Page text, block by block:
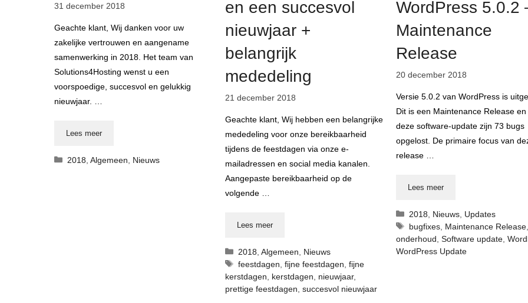
31 december 2018
Geachte klant, Wij danken voor uw
zakelijke vertrouwen en aangename
samenwerking in 2018. Het team van
Solutions4Hosting wenst u een
voorspoedige, succesvol en gelukkig
nieuwjaar. …
Lees meer
Categorieën
2018 ,Algemeen Nieuws
en een succesvol
nieuwjaar +
belangrijk
mededeling
21 december 2018
Geachte klant, Wij hebben een belangrijke
mededeling voor onze bereikbaarheid
tijdens de feestdagen via onze e-
mailadressen en social media kanalen.
Aangepaste bereikbaarheid op de
volgende …
Lees meer
Categorieën
2018 ,Algemeen
Nieuws
Tags
feestdagen ,fijne feestdagen ,fijne
kerstdagen
kerstdagen nieuwjaar,
prettige feestdagen succesvol nieuwjaar
WordPress 5.0.2
Maintenance
Release
20 december 2018
Versie 5.0.2 van WordPress is
Dit is een Maintenance Release en
deze software-update zijn 73 bugs
opgelost. De primaire focus van
release …
Lees meer
Categorieën
2018 Nieuws Updates
Tags
bugfixes Maintenance Release
onderhoud Software update,
WordPress Update